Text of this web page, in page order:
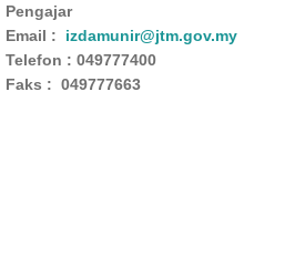
Pengajar
Email :
izdamunir@jtm.gov.my
Telefon : 049777400
Faks : 049777663